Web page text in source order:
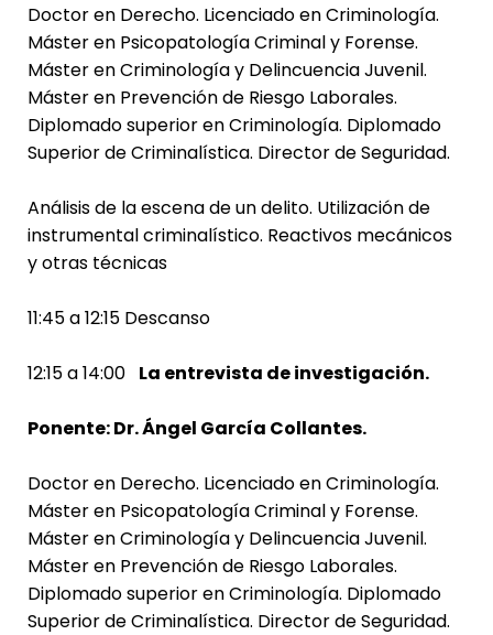
Doctor en Derecho. Licenciado en Criminología.
Máster en Psicopatología Criminal y Forense.
Máster en Criminología y Delincuencia Juvenil.
Máster en Prevención de Riesgo Laborales.
Diplomado superior en Criminología. Diplomado
Superior de Criminalística. Director de Seguridad.
Análisis de la escena de un delito. Utilización de
instrumental criminalístico. Reactivos mecánicos
y otras técnicas
11:45 a 12:15 Descanso
12:15 a 14:00 La entrevista de investigación.
Ponente: Dr. Ángel García Collantes.
Doctor en Derecho. Licenciado en Criminología.
Máster en Psicopatología Criminal y Forense.
Máster en Criminología y Delincuencia Juvenil.
Máster en Prevención de Riesgo Laborales.
Diplomado superior en Criminología. Diplomado
Superior de Criminalística. Director de Seguridad.